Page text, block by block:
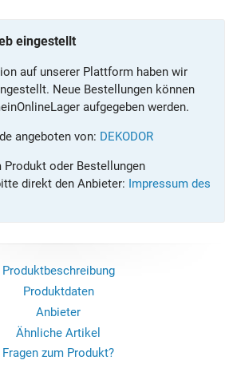
eingestellt
auf unserer Plattform haben wir
Neue Bestellungen können
aufgegeben werden.
angeboten von: DEKODOR
Produkt oder Bestellungen
direkt den Anbieter: Impressum des
Produktbeschreibung
Produktdaten
Anbieter
Ähnliche Artikel
Fragen zum Produkt?